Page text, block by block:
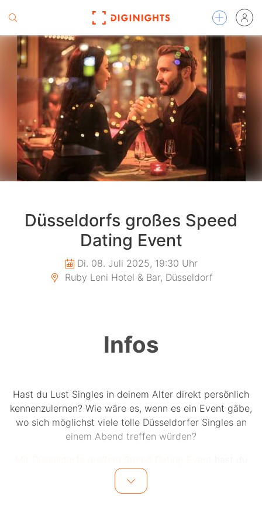
Düsseldorfs großes Speed
Dating Event
Di. 08. Juli 2025, 19:30 Uhr
Ruby Leni Hotel & Bar, Düsseldorf
Infos
Hast du Lust Singles in deinem Alter direkt persönlich
kennenzulernen? Wie wäre es, wenn es ein Event gäbe,
wo sich möglichst viele tolle Düsseldorfer Singles an
einem Abend treffen würden?
jetzt die Chance auf bis zu 15 einzigartige Dates an
einem Abend.